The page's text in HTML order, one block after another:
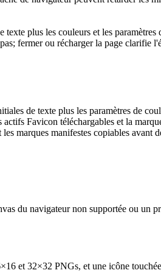
texte plus les couleurs et les
fermer ou récharger la page clarifie
de texte plus les paramètres de
actifs Favicon téléchargables et la
marques manifestes copiables avant
du navigateur non supportée ou un
et 32×32 PNGs, et une icône